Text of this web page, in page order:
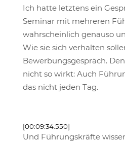
Ich hatte letztens ein
Seminar mit mehreren
wahrscheinlich genauso
Wie sie sich verhalten
Bewerbungsgespräch.
nicht so wirkt: Auch
das nicht jeden Tag.
[00:09:34.550]
Und Führungskräfte